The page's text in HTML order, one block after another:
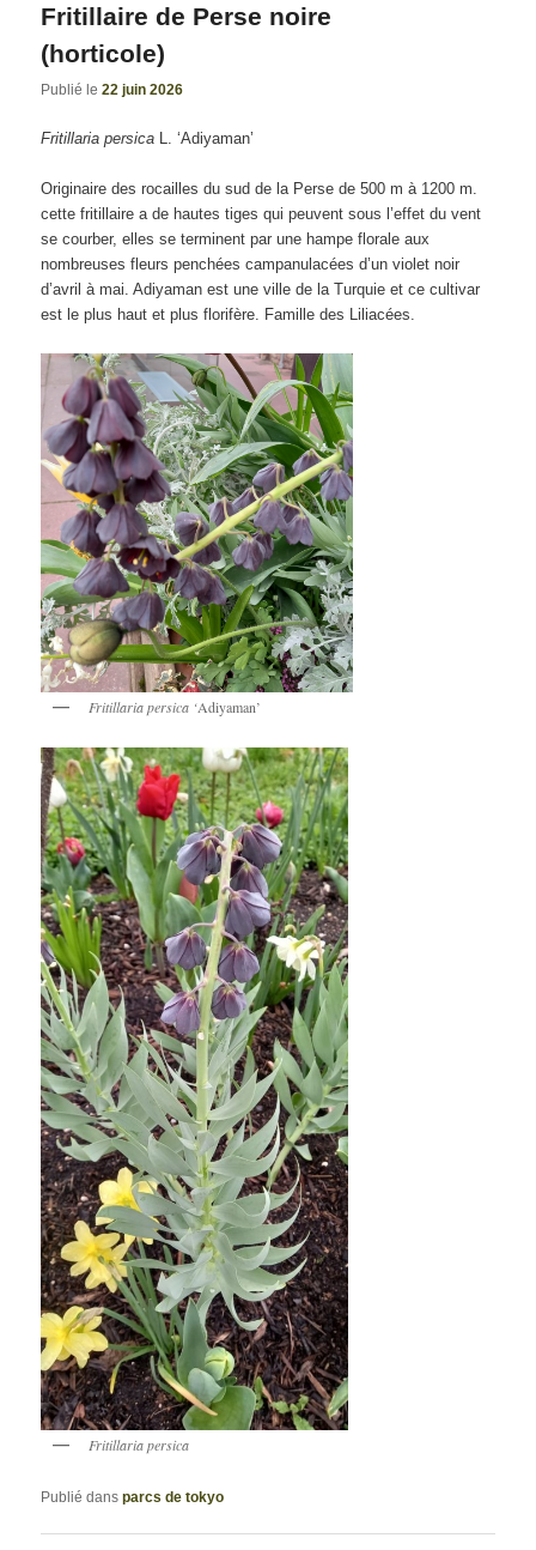
Fritillaire de Perse noire
(horticole)
Publié le22 juin 2026
Fritillaria persica L. ‘Adiyaman’
Originaire des rocailles du sud de la Perse de 500 m à 1200 m.
cette fritillaire a de hautes tiges qui peuvent sous l’effet du vent
se courber, elles se terminent par une hampe florale aux
nombreuses fleurs penchées campanulacées d’un violet noir
d’avril à mai. Adiyaman est une ville de la Turquie et ce cultivar
est le plus haut et plus florifère. Famille des Liliacées.
Fritillaria persica ‘Adiyaman’
Fritillaria persica
Publié dans parcs de tokyo